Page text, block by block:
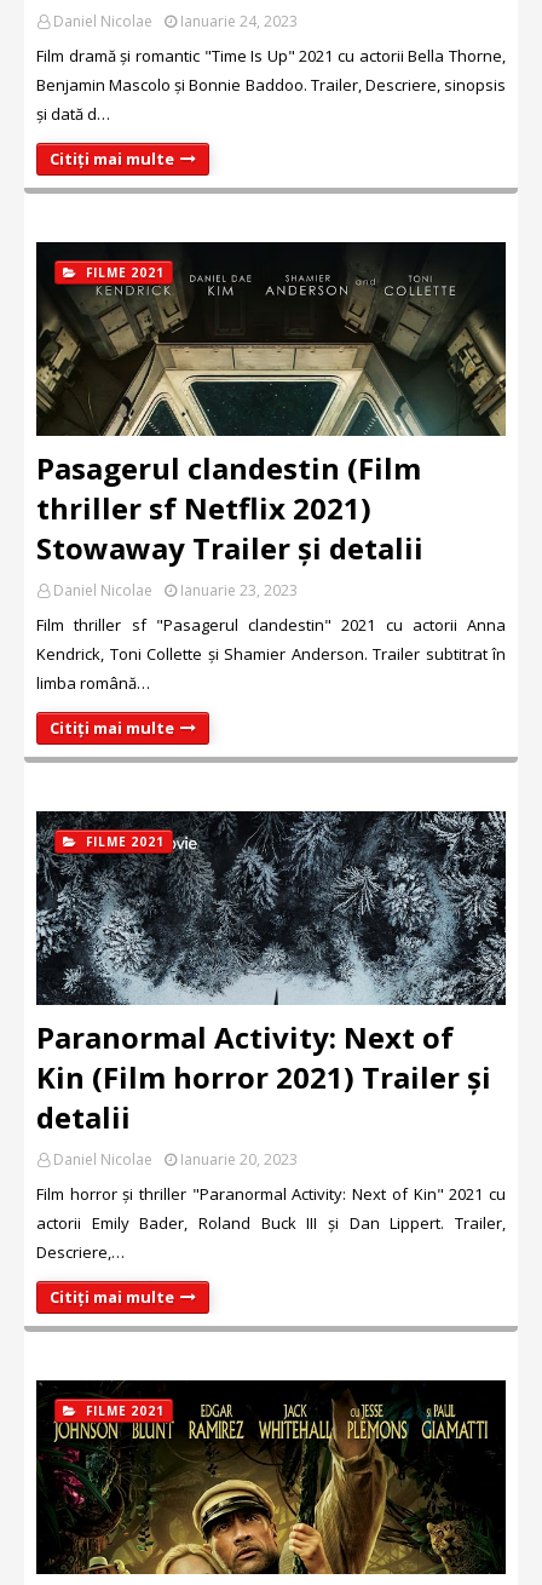
Daniel Nicolae Ianuarie 24, 2023
Film dramă și romantic "Time Is Up" 2021 cu actorii Bella Thorne,
Benjamin Mascolo și Bonnie Baddoo. Trailer, Descriere, sinopsis
și dată d…
Citiți mai multe
FILME 2021
Pasagerul clandestin (Film
thriller sf Netflix 2021)
Stowaway Trailer și detalii
Daniel Nicolae Ianuarie 23, 2023
Film thriller sf "Pasagerul clandestin" 2021 cu actorii Anna
Kendrick, Toni Collette și Shamier Anderson. Trailer subtitrat în
limba română…
Citiți mai multe
FILME 2021
Paranormal Activity: Next of
Kin (Film horror 2021) Trailer și
detalii
Daniel Nicolae Ianuarie 20, 2023
Film horror și thriller "Paranormal Activity: Next of Kin" 2021 cu
actorii Emily Bader, Roland Buck III și Dan Lippert. Trailer,
Descriere,…
Citiți mai multe
FILME 2021